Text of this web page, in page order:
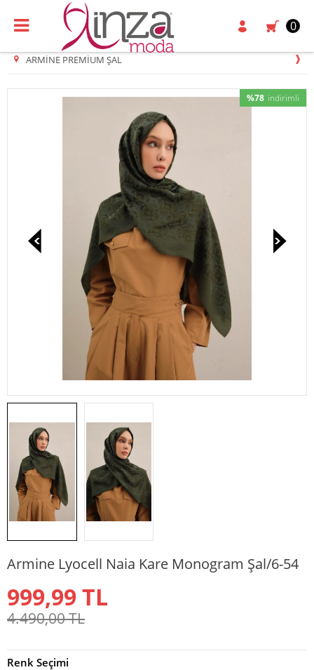
0
ARMINE PREMIUM ŞAL
%78 indirimli
Armine Lyocell Naia Kare Monogram Şal/6-54
999,99TL
4.490,00TL
Renk Seçimi